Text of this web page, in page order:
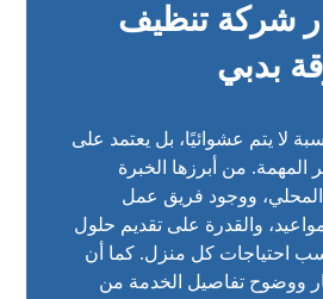
شركة تنظيف
بدبي
لا يتم عشوائيًا، بل يعتمد على
المهمة. من أبرزها الخبرة
ووجود فريق عمل
والقدرة على تقديم حلول
احتياجات كل منزل. كما أن
ووضوح تفاصيل الخدمة من